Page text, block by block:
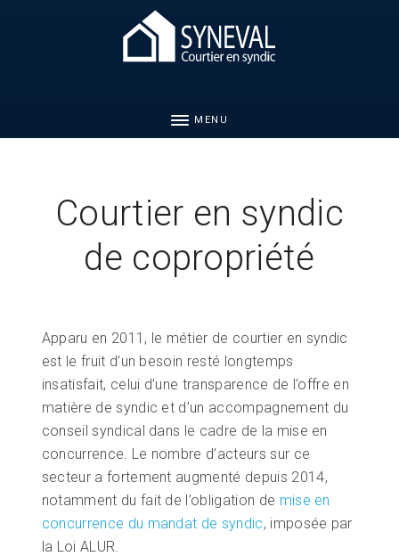
MENU
Courtier en syndic
de copropriété
Apparu en 2011, le métier de courtier en syndic
est le fruit d’un besoin resté longtemps
insatisfait, celui d’une transparence de l’offre en
matière de syndic et d’un accompagnement du
conseil syndical dans le cadre de la mise en
concurrence. Le nombre d’acteurs sur ce
secteur a fortement augmenté depuis 2014,
notamment du fait de l’obligation de mise en
concurrence du mandat de syndic, imposée par
la Loi ALUR.